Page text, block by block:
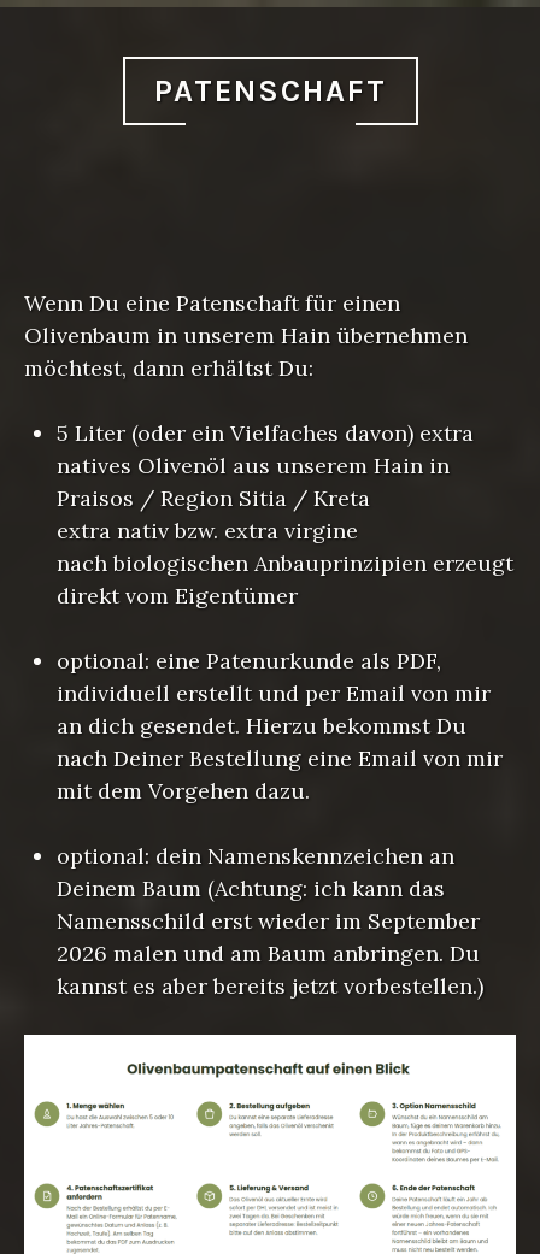
PATENSCHAFT
Wenn Du eine Patenschaft für einen
Olivenbaum in unserem Hain übernehmen
möchtest, dann erhältst Du:
5 Liter (oder ein Vielfaches davon) extra
natives Olivenöl aus unserem Hain in
Praisos / Region Sitia / Kreta
extra nativ bzw. extra virgine
nach biologischen Anbauprinzipien erzeugt
direkt vom Eigentümer
optional: eine Patenurkunde als PDF,
individuell erstellt und per Email von mir
an dich gesendet. Hierzu bekommst Du
nach Deiner Bestellung eine Email von mir
mit dem Vorgehen dazu.
optional: dein Namenskennzeichen an
Deinem Baum (Achtung: ich kann das
Namensschild erst wieder im September
2026 malen und am Baum anbringen. Du
kannst es aber bereits jetzt vorbestellen.)